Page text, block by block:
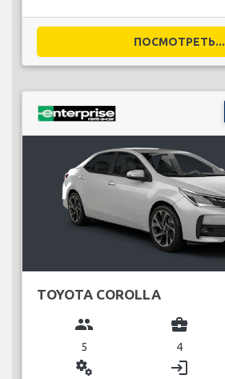
ПОСМОТРЕТЬ...
TOYOTA COROLLA
group
5
business_center
4
miscellaneous_services login